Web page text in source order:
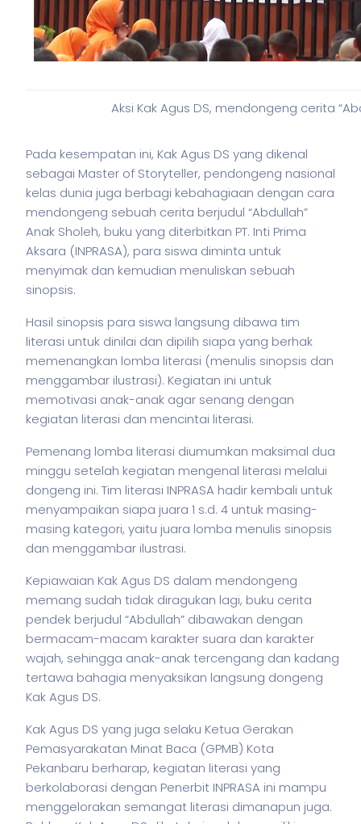
Aksi Kak Agus DS, mendongeng cerita
Pada kesempatan ini, Kak Agus DS yang dikenal
sebagai Master of Storyteller, pendongeng nasional
kelas dunia juga berbagi kebahagiaan dengan cara
mendongeng sebuah cerita berjudul “Abdullah”
Anak Sholeh, buku yang diterbitkan PT. Inti Prima
Aksara (INPRASA), para siswa diminta untuk
menyimak dan kemudian menuliskan sebuah
sinopsis.
Hasil sinopsis para siswa langsung dibawa tim
literasi untuk dinilai dan dipilih siapa yang berhak
memenangkan lomba literasi (menulis sinopsis dan
menggambar ilustrasi). Kegiatan ini untuk
memotivasi anak-anak agar senang dengan
kegiatan literasi dan mencintai literasi.
Pemenang lomba literasi diumumkan maksimal dua
minggu setelah kegiatan mengenal literasi melalui
dongeng ini. Tim literasi INPRASA hadir kembali untuk
menyampaikan siapa juara 1 s.d. 4 untuk masing-
masing kategori, yaitu juara lomba menulis sinopsis
dan menggambar ilustrasi.
Kepiawaian Kak Agus DS dalam mendongeng
memang sudah tidak diragukan lagi, buku cerita
pendek berjudul “Abdullah” dibawakan dengan
bermacam-macam karakter suara dan karakter
wajah, sehingga anak-anak tercengang dan kadang
tertawa bahagia menyaksikan langsung dongeng
Kak Agus DS.
Kak Agus DS yang juga selaku Ketua Gerakan
Pemasyarakatan Minat Baca (GPMB) Kota
Pekanbaru berharap, kegiatan literasi yang
berkolaborasi dengan Penerbit INPRASA ini mampu
menggelorakan semangat literasi dimanapun juga.